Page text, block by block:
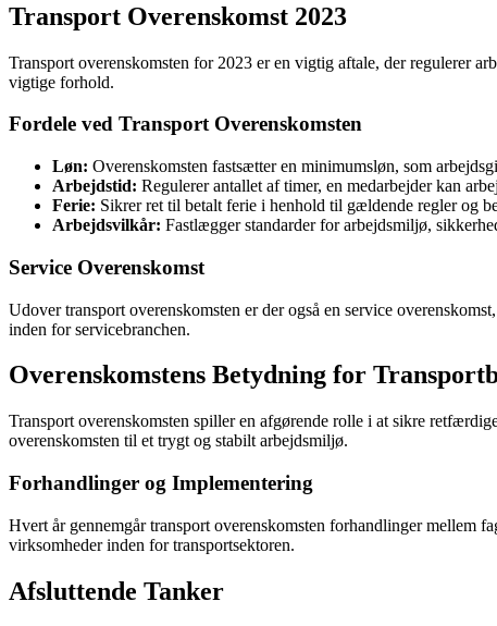
Transport Overenskomst 2023
Transport overenskomsten for 2023 er en vigtig aftale, der regulerer
vigtige forhold.
Fordele ved Transport Overenskomsten
Løn: Overenskomsten fastsætter en minimumsløn, som
Arbejdstid: Regulerer antallet af timer, en medarbejder kan
Ferie: Sikrer ret til betalt ferie i henhold til gældende regler og
Arbejdsvilkår: Fastlægger standarder for arbejdsmiljø,
Service Overenskomst
Udover transport overenskomsten er der også en service
inden for servicebranchen.
Overenskomstens Betydning for
Transport overenskomsten spiller en afgørende rolle i at sikre
overenskomsten til et trygt og stabilt arbejdsmiljø.
Forhandlinger og Implementering
Hvert år gennemgår transport overenskomsten forhandlinger mellem
virksomheder inden for transportsektoren.
Afsluttende Tanker